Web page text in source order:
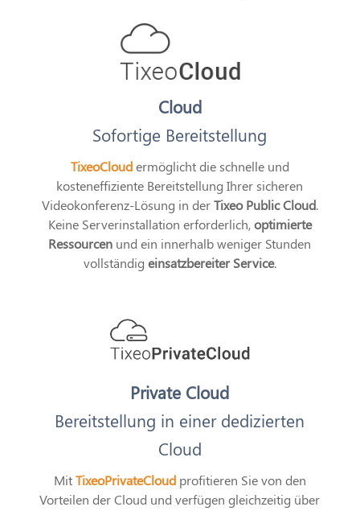
Cloud
Sofortige Bereitstellung
TixeoCloudermöglicht die schnelle und
kosteneffiziente Bereitstellung Ihrer sicheren
Videokonferenz-Lösung in derTixeo Public Cloud.
Keine Serverinstallation erforderlich,optimierte
Ressourcen und ein innerhalb weniger Stunden
vollständig einsatzbereiter Service.
Private Cloud
Bereitstellung in einer dedizierten
Cloud
MitTixeoPrivateCloudprofitieren Sie von den
Vorteilen der Cloud und verfügen gleichzeitig über